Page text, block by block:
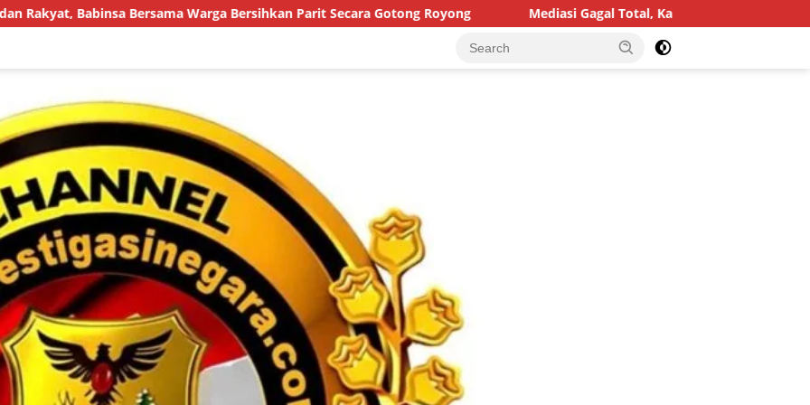
Bersihkan Parit Secara Gotong Royong Mediasi Gagal Total, Kasus Dugaan Penggelapan Honda HR-V Rp130 Juta